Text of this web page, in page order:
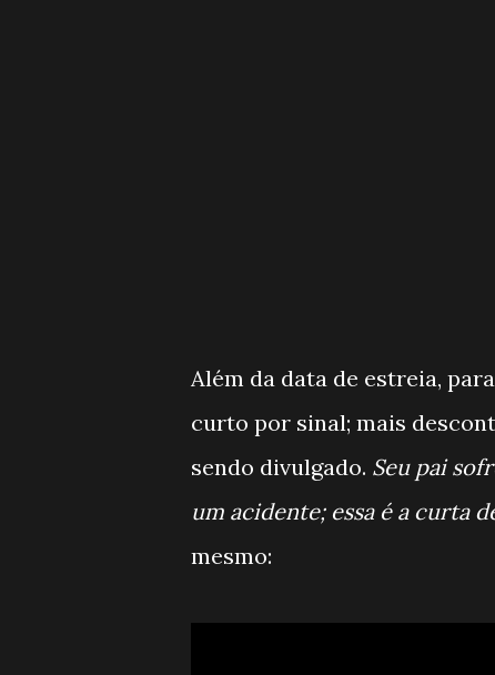
Além da data de estreia,
curto por sinal; mais
sendo divulgado. Seu pai
um acidente; essa é a curta
mesmo: